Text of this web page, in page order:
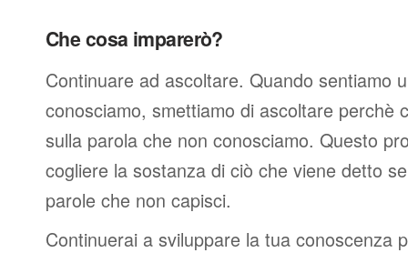
Che cosa imparerò?
Continuare ad ascoltare. Quando sentiamo
conosciamo, smettiamo di ascoltare perchè
sulla parola che non conosciamo. Questo
cogliere la sostanza di ciò che viene detto
parole che non capisci.
Continuerai a sviluppare la tua conoscenza